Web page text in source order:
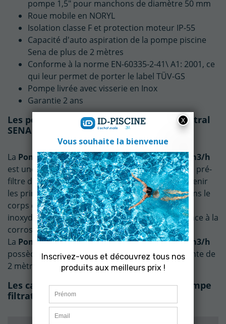
pompe 1,5" pour manchons de diamètre 50 mm
Roue mobile en NORYL
Isolation classe F et protection moteur IP-55
Capacité d'auto aspiration de la pompe piscine
Sena de plus de 2 mètres
Conforme à la norme EN-60335-2-41\ A1: 2001, ce
qui leur permet de porter le label TÜV-GS
Pompe livrée avec visserie en Inox
Garantie 2 ans
Les points forts de la Pompe filtration Astral
SENA 1,25 cv Tri 14 m3/h
La Pompe filtration Astral SENA 1,25 cv Tri 14 m3/h
est une pompe auto-amorçante qui dispose d'un pré-
filtre d'une capacité de 2 litres permettant de retenir
les principaux débris, évitant ainsi leur entrée dans le
corps de la pompe. L'arbre moteur est en acier
inoxydable AISI-316, assurant une bonne résistance à la
corrosion et une durée de vie plus longue.
La Pompe filtration Astral SENA 1,25 cv Tri 14 m3/h
possède une capacité d'auto-aspiration importante de
2 mètres, et ce, sans clapet de pied.
Les caractéristiques techniques de la Pompe
filtration Astral SENA 1,25 cv Tri 14 m3/h